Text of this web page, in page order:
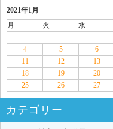
2021年1月
月
火 水
4
5 6
11
12 13
18
19 20
25
26 27
カテゴリー